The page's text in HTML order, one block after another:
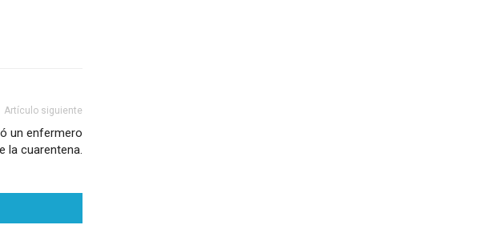
Artículo siguiente
un enfermero
la cuarentena.